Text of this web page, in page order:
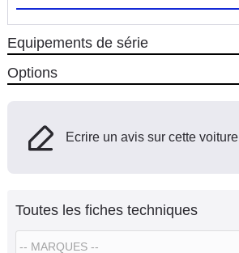
Equipements de série
Options
Ecrire un avis sur cette voiture
Toutes les fiches techniques